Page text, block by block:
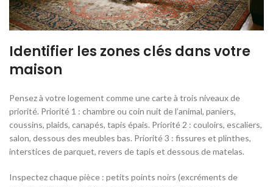
Identifier les zones clés dans votre
maison
Pensez à votre logement comme une carte à trois niveaux de
priorité. Priorité 1 : chambre ou coin nuit de l’animal, paniers,
coussins, plaids, canapés, tapis épais. Priorité 2 : couloirs, escaliers,
salon, dessous des meubles bas. Priorité 3 : fissures et plinthes,
interstices de parquet, revers de tapis et dessous de matelas.
Inspectez chaque pièce : petits points noirs (excréments de